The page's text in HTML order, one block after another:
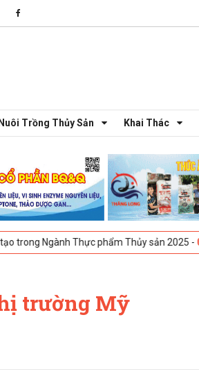
Nuôi Trồng Thủy Sản Khai Thác
Thực phẩm Thủy sản 2025 -08-04-2025
trường Mỹ